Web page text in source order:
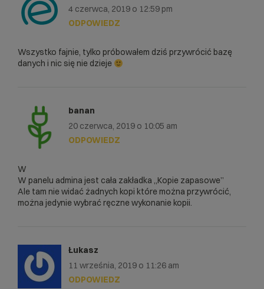
4 czerwca, 2019 o 12:59 pm
Wszystko fajnie, tylko próbowałem dziś przywrócić bazę
danych i nic się nie dzieje
ODPOWIEDZ
banan
20 czerwca, 2019 o 10:05 am
W
W panelu admina jest cała zakładka „Kopie zapasowe”
Ale tam nie widać żadnych kopi które można przywrócić,
można jedynie wybrać ręczne wykonanie kopii.
ODPOWIEDZ
Łukasz
11 września, 2019 o 11:26 am
ODPOWIEDZ